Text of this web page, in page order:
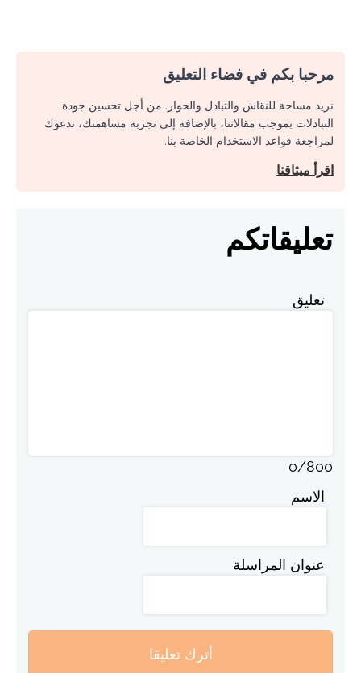
مرحبا بكم في فضاء التعليق
نريد مساحة للنقاش والتبادل والحوار. من أجل تحسين جودة
التبادلات بموجب مقالاتنا، بالإضافة إلى تجربة مساهمتك، ندعوك
لمراجعة قواعد الاستخدام الخاصة بنا.
اقرأ ميثاقنا
تعليقاتكم
تعليق
0/800
الاسم
عنوان المراسلة
أترك تعليقا